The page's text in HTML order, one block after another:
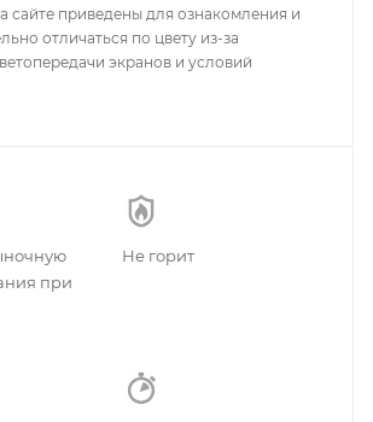
сайте приведены для ознакомления и
отличаться по цвету из-за
экранов и условий
при
Не горит